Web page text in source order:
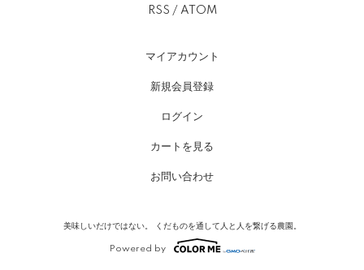
RSS / ATOM
マイアカウント
新規会員登録
ログイン
カートを見る
お問い合わせ
美味しいだけではない。 くだものを通して人と人を繋げる農園。
Powered by